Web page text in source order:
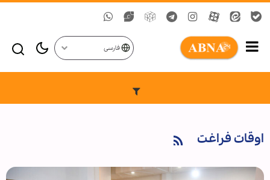
فارسی
اوقات فراغت